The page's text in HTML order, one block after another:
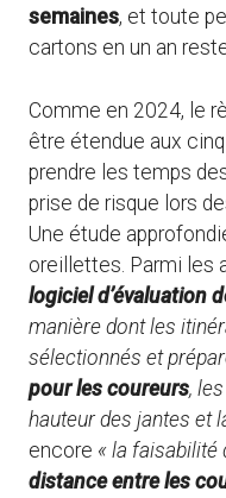
semaines, et toute
cartons en un an
Comme en 2024, le
être étendue aux
prendre les temps
prise de risque lors
Une étude
oreillettes. Parmi les
logiciel d’évaluation
manière dont les
sélectionnés et
pour les coureurs,
hauteur des jantes et
encore « la faisabilité
distance entre les